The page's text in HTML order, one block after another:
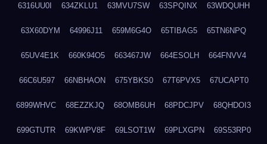
6316UU0I 634ZKLU1 63MVU7SW 63SPQINX 63WDQUHH
63X60DYM 64996J11 659M6G4O 65TIBAG5 65TN6NPQ
65UV4E1K 660K94O5 663467JW 664ESOLH 664FNVV4
66C6U597 66NBHAON 675YBKS0 67T6PVX5 67UCAPT0
6899WHVC 68EZZKJQ 68OMB6UH 68PDCJPV 68QHDOI3
699GTUTR 69KWPV8F 69LSOT1W 69PLXGPN 69S53RP0